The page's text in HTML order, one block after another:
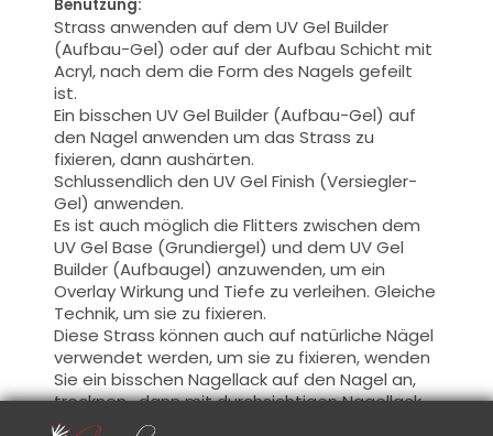
Benutzung:
Strass anwenden auf dem UV Gel Builder
(Aufbau-Gel) oder auf der Aufbau Schicht mit
Acryl, nach dem die Form des Nagels gefeilt
ist.
Ein bisschen UV Gel Builder (Aufbau-Gel) auf
den Nagel anwenden um das Strass zu
fixieren, dann aushärten.
Schlussendlich den UV Gel Finish (Versiegler-
Gel) anwenden.
Es ist auch möglich die Flitters zwischen dem
UV Gel Base (Grundiergel) und dem UV Gel
Builder (Aufbaugel) anzuwenden,um ein
Overlay Wirkung und Tiefe zu verleihen. Gleiche
Technik, um sie zu fixieren.
Diese Strass können auch auf natürliche Nägel
verwendet werden, um sie zu fixieren,wenden
Sie ein bisschen Nagellack aufden Nagel an,
trocknen ,dann mit durchsichtigen Nagellack
(Top Coat) bedecken